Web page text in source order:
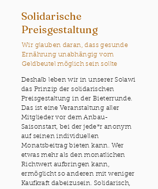
Solidarische
Preisgestaltung
Wir glauben daran, dass gesunde
Ernährung unabhängig vom
Geldbeutel möglich sein sollte
Deshalb leben wir in unserer Solawi
das Prinzip der solidarischen
Preisgestaltung in der Bieterrunde.
Das ist eine Veranstaltung aller
Mitglieder vor dem Anbau-
Saisonstart, bei der jede*r anonym
auf seinen individuellen
Monatsbeitrag bieten kann. Wer
etwas mehr als den monatlichen
Richtwert aufbringen kann,
ermöglicht so anderen mit weniger
Kaufkraft dabeizusein. Solidarisch,